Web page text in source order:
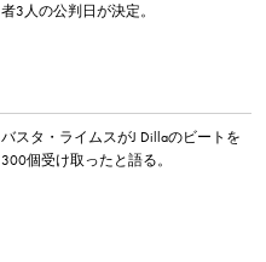
者3人の公判日が決定。
バスタ・ライムスがJ Dillaのビートを
300個受け取ったと語る。